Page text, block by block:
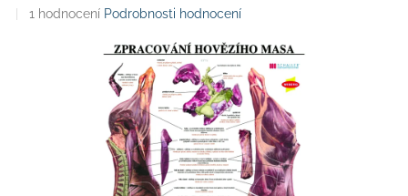
Průměrné
1 hodnocení Podrobnosti hodnocení